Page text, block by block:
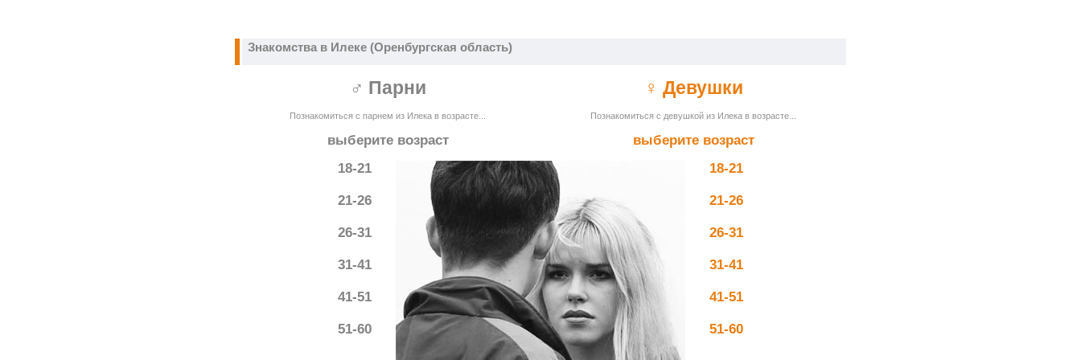
Знакомства в Илеке (Оренбургская область)
♂ Парни ♀ Девушки
Познакомиться с парнем из Илека в возрасте... Познакомиться с девушкой из Илека в возрасте...
выберите возраст
выберите возраст
18-21
21-26
26-31
31-41
41-51
51-60
18-21
21-26
26-31
31-41
41-51
51-60